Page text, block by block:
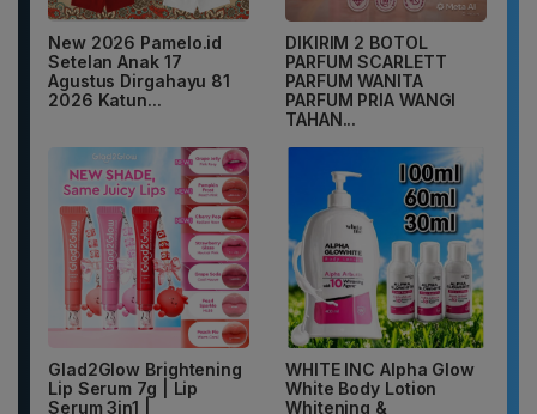
New 2026 Pamelo.id
Setelan Anak 17
Agustus Dirgahayu 81
2026 Katun...
DIKIRIM 2 BOTOL
PARFUM SCARLETT
PARFUM WANITA
PARFUM PRIA WANGI
TAHAN...
Glad2Glow Brightening
Lip Serum 7g | Lip
Serum 3in1 |
WHITE INC Alpha Glow
White Body Lotion
Whitening &